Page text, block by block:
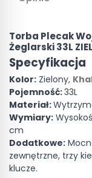
Torba Plecak
Żeglarski 33L
Specyfikacja
Kolor: Zielony,
Pojemność:33L
Materiał:
Wymiary:
cm
Dodatkowe:
zewnętrzne, trzy
klucze.